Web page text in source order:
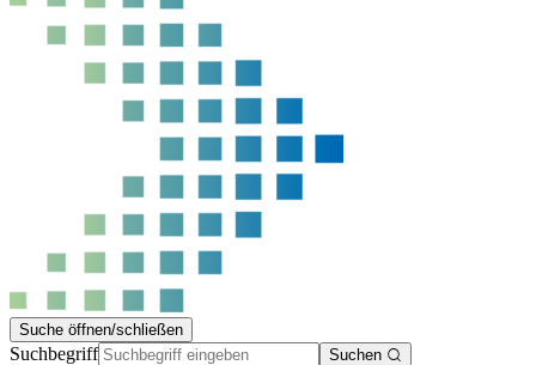
Suche öffnen/schließen
Suchbegriff
Suchen